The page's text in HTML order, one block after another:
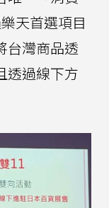
天首選項目
台灣商品透
透過線下方